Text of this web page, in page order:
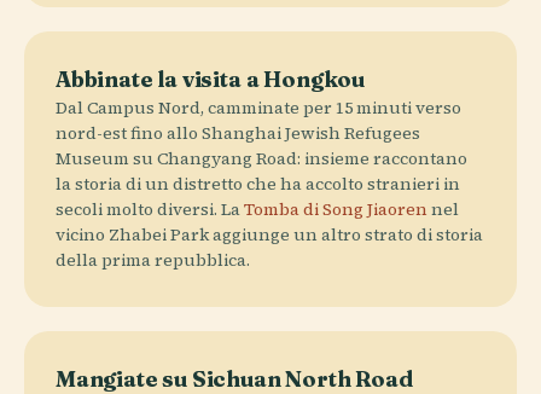
Abbinate la visita a Hongkou
Dal Campus Nord, camminate per 15 minuti verso
nord-est fino allo Shanghai Jewish Refugees
Museum su Changyang Road: insieme raccontano
la storia di un distretto che ha accolto stranieri in
secoli molto diversi. LaTomba di Song Jiaoren nel
vicino Zhabei Park aggiunge un altro strato di storia
della prima repubblica.
Mangiate su Sichuan North Road